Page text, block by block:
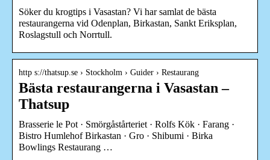
Söker du krogtips i Vasastan? Vi har samlat de bästa
restaurangerna vid Odenplan, Birkastan, Sankt Eriksplan,
Roslagstull och Norrtull.
http s://thatsup.se › Stockholm › Guider › Restaurang
Bästa restaurangerna i Vasastan –
Thatsup
Brasserie le Pot · Smörgåstårteriet · Rolfs Kök · Farang ·
Bistro Humlehof Birkastan · Gro · Shibumi · Birka
Bowlings Restaurang …